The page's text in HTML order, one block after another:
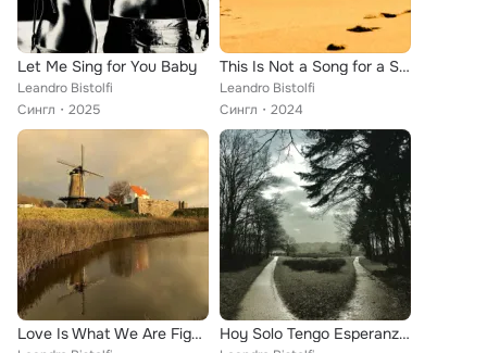
Let Me Sing for You Baby
Leandro Bistolfi
Сингл
2025
This Is Not a Song for a Sappy Movie
Leandro Bistolfi
Сингл
2024
Love Is What We Are Fighting Fore Hoy Solo Tengo Esperanzas Para Mañana